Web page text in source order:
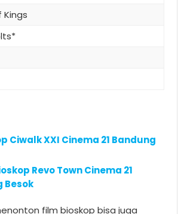
Kings
Ciwalk XXI Cinema 21 Bandung
Revo Town Cinema 21
Besok
film bioskop bisa juga